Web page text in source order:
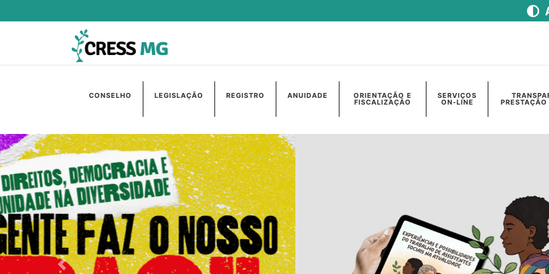
CONSELHO LEGISLAÇÃO REGISTRO ANUIDADE ORIENTAÇÃO E
FISCALIZAÇÃO
SERVIÇOS
ON-LINE
Anterior